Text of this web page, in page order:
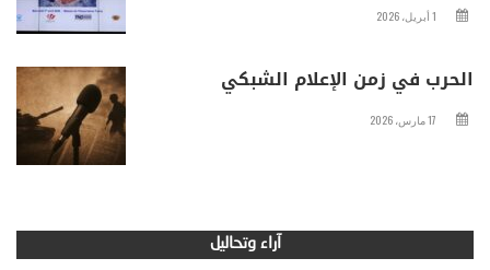
1 أبريل، 2026
الحرب في زمن الإعلام الشبكي
17 مارس، 2026
آراء وتحاليل